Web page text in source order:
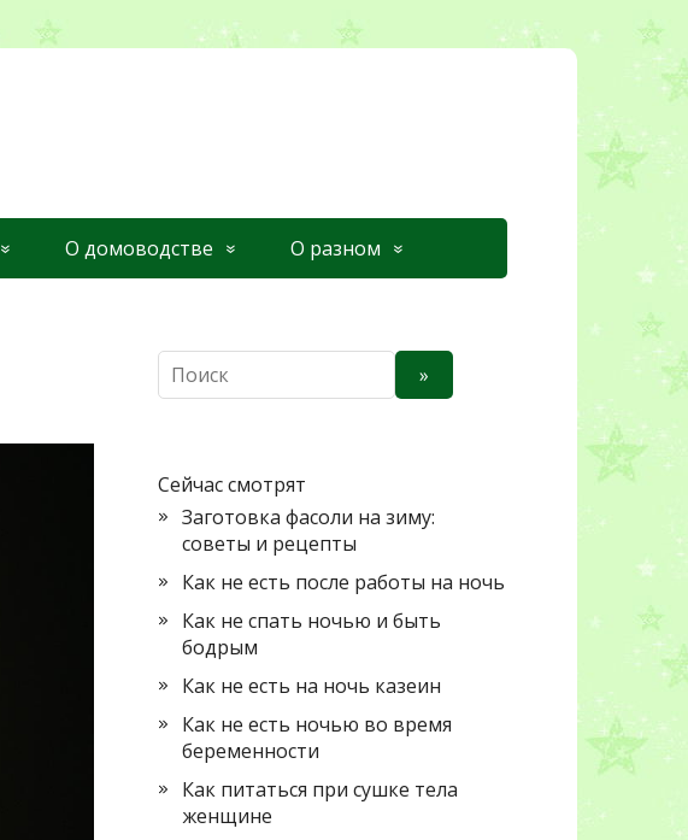
О домоводстве О разном
о
»
Сейчас смотрят
Заготовка фасоли на зиму:
советы и рецепты
Как не есть после работы на ночь
Как не спать ночью и быть
бодрым
Как не есть на ночь казеин
Как не есть ночью во время
беременности
Как питаться при сушке тела
женщине